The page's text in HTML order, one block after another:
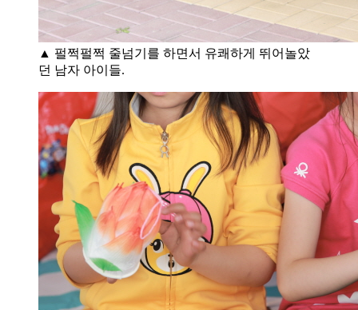
▲ 펄쩍펄쩍 줄넘기를 하면서 유쾌하게 뛰어놀았
던 남자 아이들.